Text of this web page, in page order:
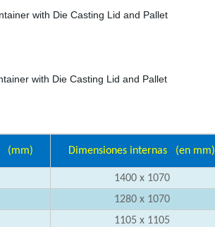
(mm) Dimensiones internas (en mm)
1400 x 1070
1280 x 1070
1105 x 1105